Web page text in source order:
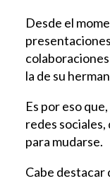
Desde el
la de su
Es por eso
redes
para mudarse.
Cabe destacar